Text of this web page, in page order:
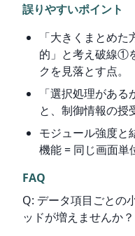
誤りやすいポイント
「大きくまとめ
的」と考え破線①
クを見落とす点。
「選択処理があ
と、制御情報の授
モジュール強度と
機能 = 同じ画面単
FAQ
Q: データ項目ごとの
ッドが増えませんか？